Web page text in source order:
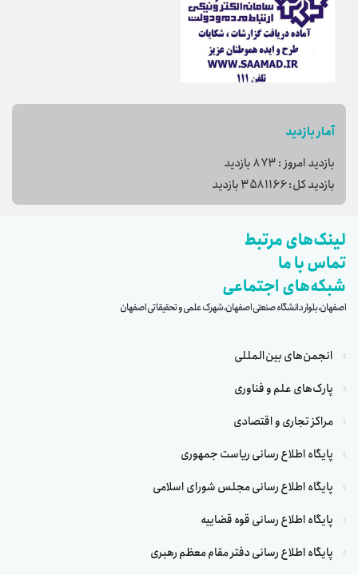
آمار بازدید
بازدید امروز :873بازدید
بازدید کل:3581166بازدید
لینک‌های مرتبط
تماس با ما
شبکه‌های اجتماعی
اصفهان، بلوار دانشگاه صنعتی اصفهان، شهرک علمی و تحقیقاتی اصفهان
انجمن‌های بین‌المللی
پارک‌های علم و فناوری
مراکز تجاری و اقتصادی
پایگاه اطلاع رسانی ریاست جمهوری
پایگاه اطلاع رسانی مجلس شورای اسلامی
پایگاه اطلاع رسانی قوه قضاییه
پایگاه اطلاع رسانی دفتر مقام معظم رهبری